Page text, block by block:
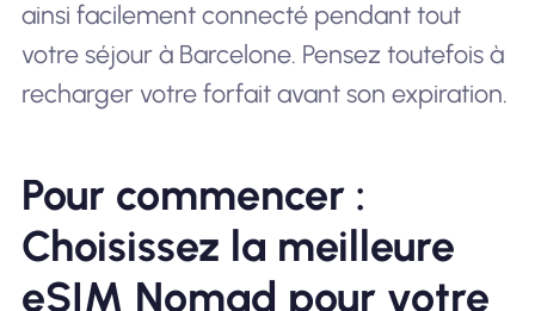
ainsi facilement connecté pendant tout
votre séjour à Barcelone. Pensez toutefois à
recharger votre forfait avant son expiration.
Pour commencer :
Choisissez la meilleure
eSIM Nomad pour votre